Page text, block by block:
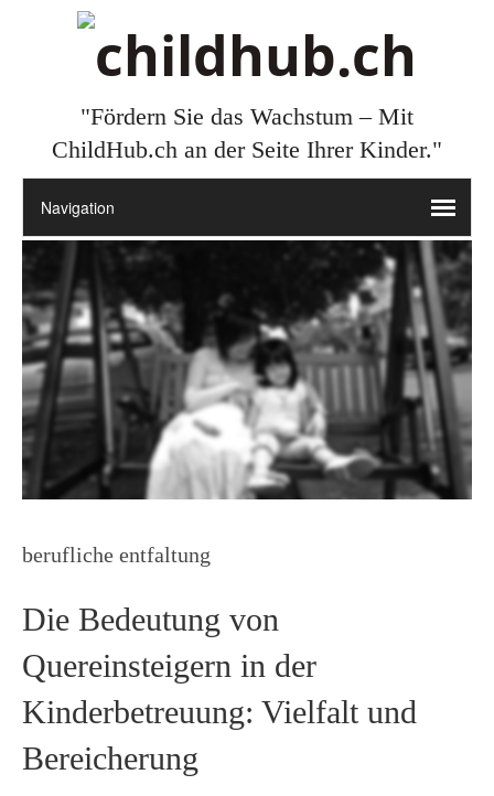
"Fördern Sie das Wachstum – Mit
ChildHub.ch an der Seite Ihrer Kinder."
berufliche entfaltung
Die Bedeutung von
Quereinsteigern in der
Kinderbetreuung: Vielfalt und
Bereicherung